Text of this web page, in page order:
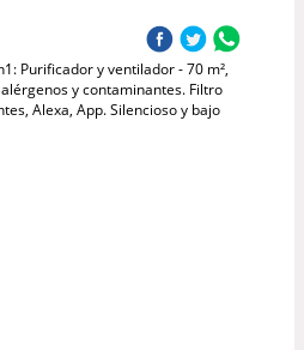
Purificador y ventilador - 70 m²,
y contaminantes. Filtro
Alexa, App. Silencioso y bajo